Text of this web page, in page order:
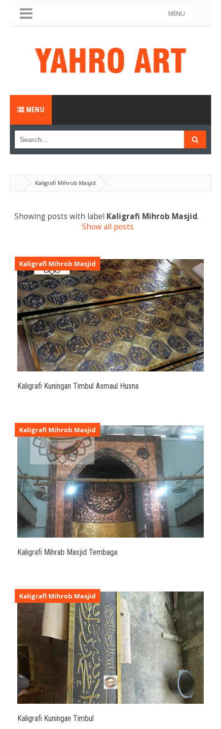
MENU
MENU
Kaligrafi Mihrob Masjid
Showing posts with label Kaligrafi Mihrob Masjid.
Show all posts
Kaligrafi Kuningan Timbul Asmaul Husna
Kaligrafi Mihrob Masjid
Kaligrafi Mihrab Masjid Tembaga
Kaligrafi Mihrob Masjid
Kaligrafi Kuningan Timbul
Kaligrafi Mihrob Masjid